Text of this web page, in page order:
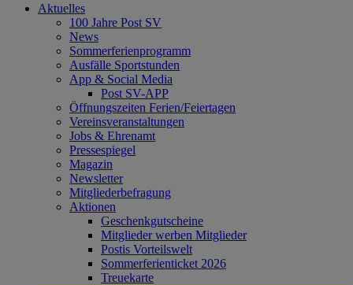
Aktuelles
100 Jahre Post SV
News
Sommerferienprogramm
Ausfälle Sportstunden
App & Social Media
Post SV-APP
Öffnungszeiten Ferien/Feiertagen
Vereinsveranstaltungen
Jobs & Ehrenamt
Pressespiegel
Magazin
Newsletter
Mitgliederbefragung
Aktionen
Geschenkgutscheine
Mitglieder werben Mitglieder
Postis Vorteilswelt
Sommerferienticket 2026
Treuekarte